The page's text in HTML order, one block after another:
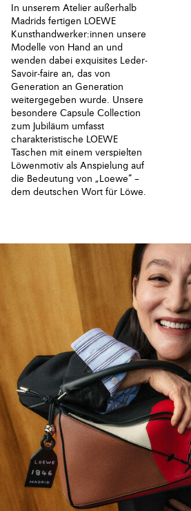
In unserem Atelier außerhalb
Madrids fertigen LOEWE
Kunsthandwerker:innen unsere
Modelle von Hand an und
wenden dabei exquisites Leder-
Savoir-faire an, das von
Generation an Generation
weitergegeben wurde. Unsere
besondere Capsule Collection
zum Jubiläum umfasst
charakteristische LOEWE
Taschen mit einem verspielten
Löwenmotiv als Anspielung auf
die Bedeutung von „Loewe“ –
dem deutschen Wort für Löwe.